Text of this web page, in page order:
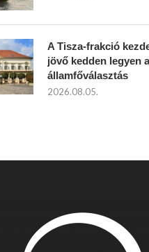
A Tisza-frakció
jövő kedden legyen
államfőválasztás
2026.08.05.